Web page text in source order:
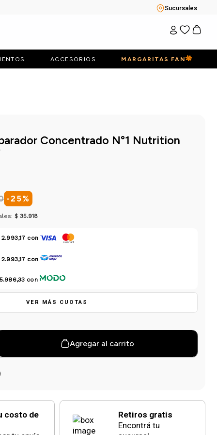
Sucursales
ACCESORIOS MARGARITAS FAN
Concentrado N°1 Nutrition
-25%
$ 35.918
2.993,17 con
2.993,17 con
con
VER MÁS CUOTAS
Agregar al carrito
costo de
Retiros gratis
Encontrá tu